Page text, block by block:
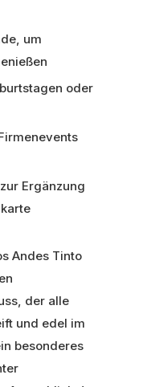
um
oder
Ergänzung
Andes Tinto
der alle
und edel im
besonderes